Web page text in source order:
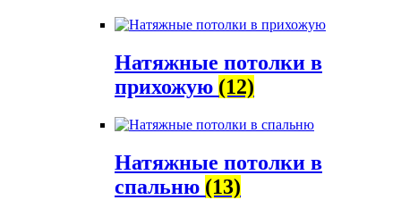
Натяжные потолки в
прихожую (12)
Натяжные потолки в
спальню (13)